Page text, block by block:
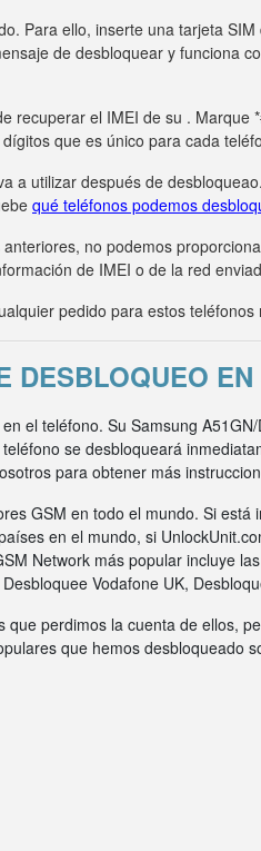
Para ello, inserte una tarjeta
de desbloquear y funciona
recuperar el IMEI de su .
que es único para cada
a utilizar después de
qué teléfonos podemos
no podemos
de IMEI o de la red
pedido para estos
DESBLOQUEO
el teléfono. Su Samsung
se desbloqueará
para obtener más
GSM en todo el mundo. Si
en el mundo, si
Network más popular incluye
Vodafone UK,
perdimos la cuenta de ellos,
que hemos desbloqueado